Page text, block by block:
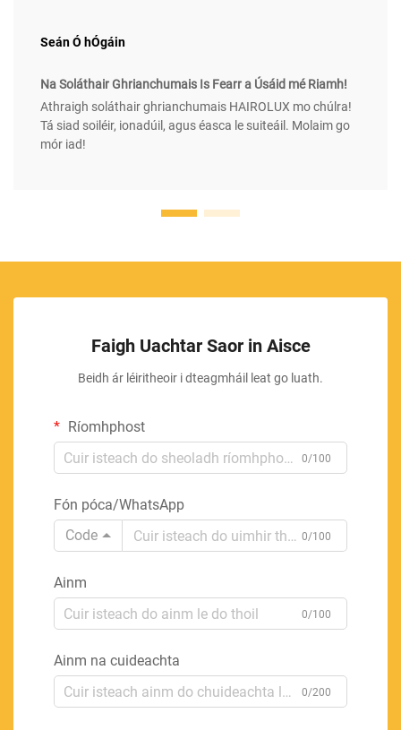
Seán Ó hÓgáin
Na Soláthair Ghrianchumais Is Fearr a Úsáid mé Riamh!
Athraigh soláthair ghrianchumais HAIROLUX mo chúlra!
Tá siad soiléir, ionadúil, agus éasca le suiteáil. Molaim go
mór iad!
Faigh Uachtar Saor in Aisce
Beidh ár léiritheoir i dteagmháil leat go luath.
Ríomhphost
0/100
Fón póca/WhatsApp
Code
0/100
Ainm
0/100
Ainm na cuideachta
0/200